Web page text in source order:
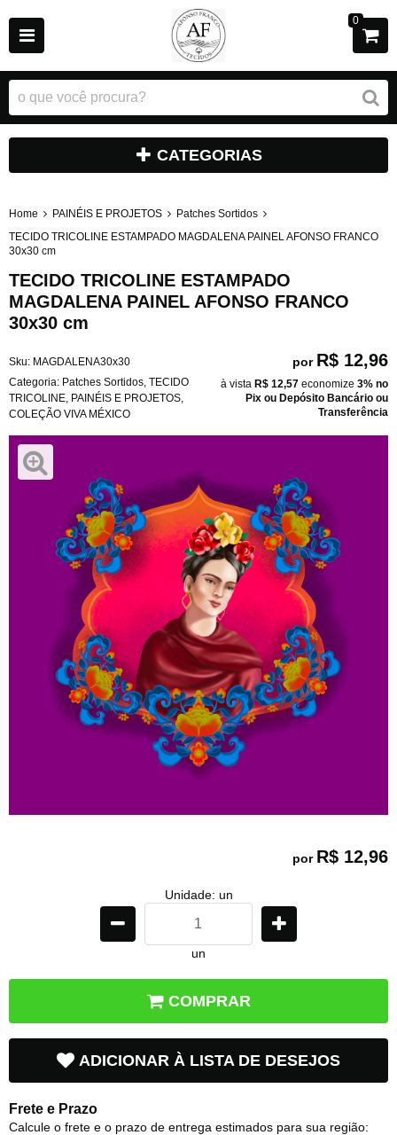
0
CATEGORIAS
Home PAINÉIS E PROJETOS
Patches Sortidos
TECIDO TRICOLINE ESTAMPADO MAGDALENA PAINEL AFONSO FRANCO
30x30 cm
TECIDO TRICOLINE ESTAMPADO
MAGDALENA PAINEL AFONSO FRANCO
30x30 cm
Sku: MAGDALENA30x30
Categoria: Patches Sortidos TECIDO
TRICOLINE PAINÉIS E PROJETOS
COLEÇÃO VIVA MÉXICO
por R$ 12,96
à vista R$ 12,57 economize 3% no
Pix ou Depósito Bancário ou
Transferência
por R$ 12,96
Unidade: un
un
COMPRAR
ADICIONAR À LISTA DE DESEJOS
Frete e Prazo
Calcule o frete e o prazo de entrega estimados para sua região: